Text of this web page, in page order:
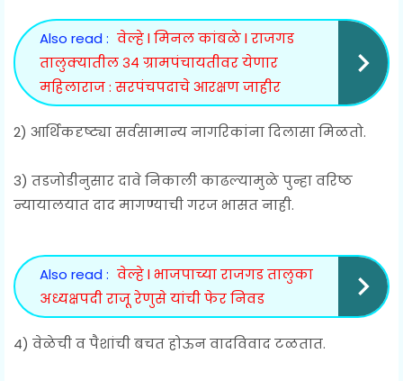
Also read : वेल्हे l मिनल कांबळे l राजगड
तालुक्यातील ३४ ग्रामपंचायतीवर येणार
महिलाराज : सरपंचपदाचे आरक्षण जाहीर
2) आर्थिकदृष्ट्या सर्वसामान्य नागरिकांना दिलासा मिळतो.
3) तडजोडीनुसार दावे निकाली काढल्यामुळे पुन्हा वरिष्ठ
न्यायालयात दाद मागण्याची गरज भासत नाही.
Also read : वेल्हे l भाजपाच्या राजगड तालुका
अध्यक्षपदी राजू रेणुसे यांची फेर निवड
4) वेळेची व पैशांची बचत होऊन वादविवाद टळतात.